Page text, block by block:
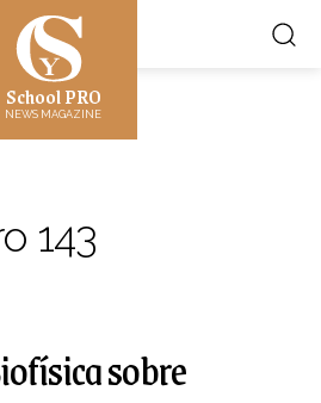
School PRO
NEWS MAGAZINE
143
sobre